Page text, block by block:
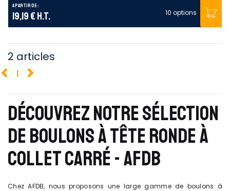
A partir de :
19,19 € H.T. 10 options
2 articles
1
DÉCOUVREZ NOTRE SÉLECTION
DE BOULONS À TÊTE RONDE À
COLLET CARRÉ - AFDB
Chez AFDB, nous proposons une large gamme de boulons à